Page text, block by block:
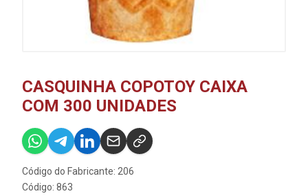
CASQUINHA COPOTOY CAIXA
COM 300 UNIDADES
Código do Fabricante: 206
Código: 863